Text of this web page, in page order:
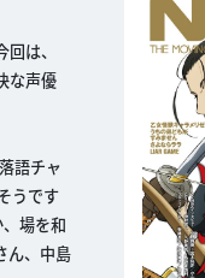
は、
な声優
語チャ
うです
場を和
ん、中島